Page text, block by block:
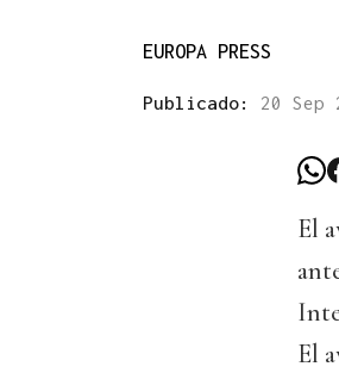
EUROPA PRESS
Publicado: 20 Sep
El
El